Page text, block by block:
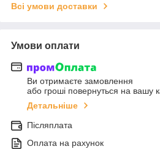
Всі умови доставки
Умови оплати
Ви отримаєте замовлення
або гроші повернуться на вашу
Детальніше
Післяплата
Оплата на рахунок